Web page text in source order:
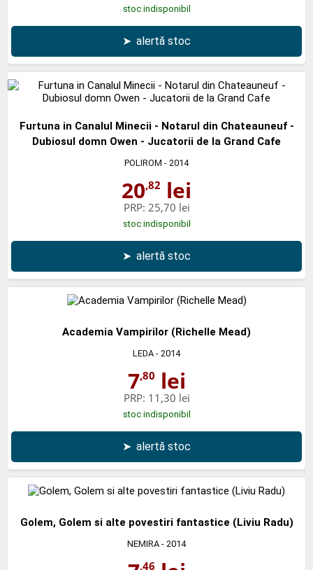
stoc indisponibil
➤ alertă stoc
Furtuna in Canalul Minecii - Notarul din Chateauneuf -
Dubiosul domn Owen - Jucatorii de la Grand Cafe
POLIROM - 2014
20,82 lei
PRP: 25,70 lei
stoc indisponibil
➤ alertă stoc
Academia Vampirilor (Richelle Mead)
LEDA - 2014
7,80 lei
PRP: 11,30 lei
stoc indisponibil
➤ alertă stoc
Golem, Golem si alte povestiri fantastice (Liviu Radu)
NEMIRA - 2014
,46